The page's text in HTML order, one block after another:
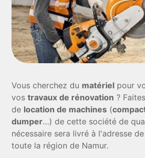
Vous cherchez du matériel pour
vostravaux de rénovation ?
de location de machines (
dumper…) de cette société de
nécessaire sera livré à l'adresse
toute la région de Namur.